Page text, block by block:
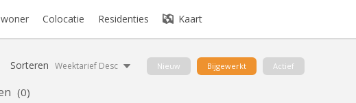
Colocatie Residenties Kaart
Sorteren Weektarief Desc Nieuw Bijgewerkt Actief
(0)